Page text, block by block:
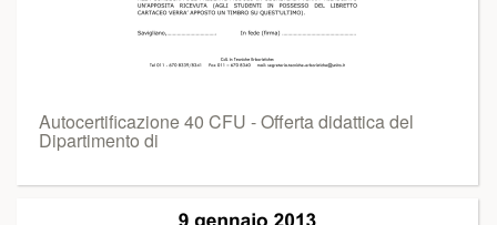
Autocertificazione 40 CFU - Offerta didattica del
Dipartimento di